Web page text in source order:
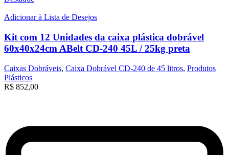
Adicionar à Lista de Desejos
Kit com 12 Unidades da caixa plástica dobrável
60x40x24cm ABelt CD-240 45L / 25kg preta
Caixas Dobráveis, Caixa Dobrável CD-240 de 45 litros, Produtos
Plásticos
R$ 852,00